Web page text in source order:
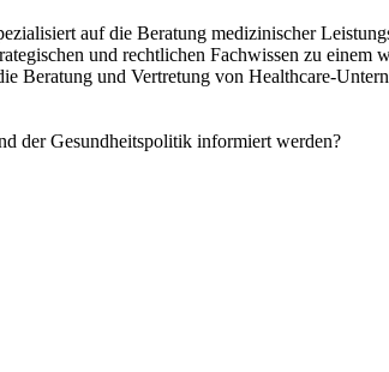
auf die Beratung medizinischer
und rechtlichen Fachwissen zu
Beratung und Vertretung von Healthcare-
der Gesundheitspolitik informiert werden?